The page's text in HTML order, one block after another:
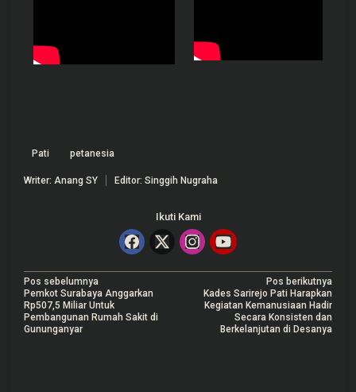
Pati petanesia
Writer: Anang SY Editor: Singgih Nugraha
Ikuti Kami
N
a
v
Pos sebelumnya
Pemkot Surabaya Anggarkan
Rp507,5 Miliar Untuk
Pembangunan Rumah Sakit di
Gununganyar
Pos berikutnya
Kades Sarirejo Pati Harapkan
Kegiatan Kemanusiaan Hadir
Secara Konsisten dan
Berkelanjutan di Desanya